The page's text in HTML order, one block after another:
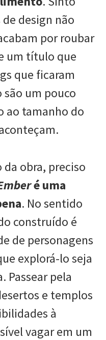
design não
por roubar
um título que
que ficaram
um pouco
ao tamanho do
obra, preciso
é uma
. No sentido
construído é
de personagens
explorá-lo seja
Passear pela
e templos
à
vagar em um